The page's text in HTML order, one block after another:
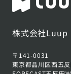
株式会社Luup
〒141-0031
東京都品川区西五